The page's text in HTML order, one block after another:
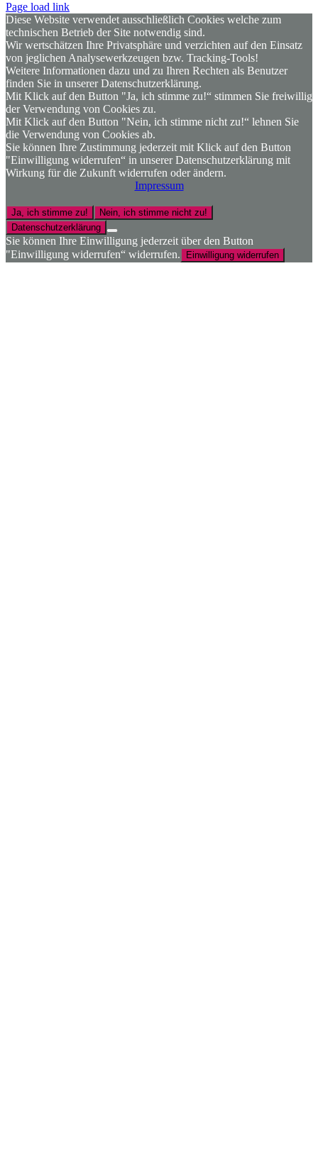
Page load link
Diese Website verwendet ausschließlich Cookies welche zum
technischen Betrieb der Site notwendig sind.
Wir wertschätzen Ihre Privatsphäre und verzichten auf den Einsatz
von jeglichen Analysewerkzeugen bzw. Tracking-Tools!
Weitere Informationen dazu und zu Ihren Rechten als Benutzer
finden Sie in unserer Datenschutzerklärung.
Mit Klick auf den Button "Ja, ich stimme zu!“ stimmen Sie freiwillig
der Verwendung von Cookies zu.
Mit Klick auf den Button "Nein, ich stimme nicht zu!“ lehnen Sie
die Verwendung von Cookies ab.
Sie können Ihre Zustimmung jederzeit mit Klick auf den Button
"Einwilligung widerrufen“ in unserer Datenschutzerklärung mit
Wirkung für die Zukunft widerrufen oder ändern.
Impressum
Ja, ich stimme zu!
Nein, ich stimme nicht zu!
Datenschutzerklärung
Sie können Ihre Einwilligung jederzeit über den Button
"Einwilligung widerrufen“ widerrufen.
Einwilligung widerrufen